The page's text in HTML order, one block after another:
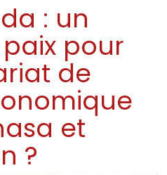
: un
pour
de
et
?